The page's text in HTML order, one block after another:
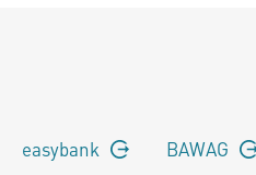
easybank BAWAG